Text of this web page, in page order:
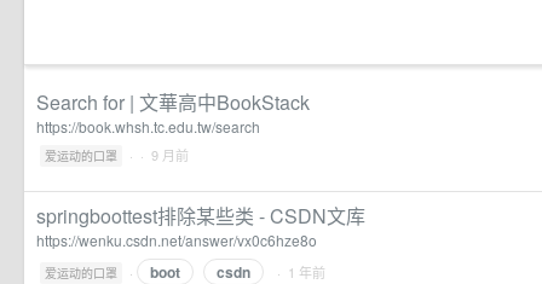
Search for | 文華高中BookStack
https://book.whsh.tc.edu.tw/search
爱运动的口罩 · · 9 月前
springboottest排除某些类 - CSDN文库
https://wenku.csdn.net/answer/vx0c6hze8o
爱运动的口罩 · boot csdn · 1 年前